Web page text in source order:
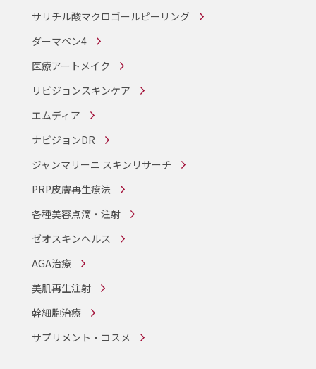
サリチル酸マクロゴールピーリング
ダーマペン4
医療アートメイク
リビジョンスキンケア
エムディア
ナビジョンDR
ジャンマリーニ スキンリサーチ
PRP皮膚再生療法
各種美容点滴・注射
ゼオスキンヘルス
AGA治療
美肌再生注射
幹細胞治療
サプリメント・コスメ